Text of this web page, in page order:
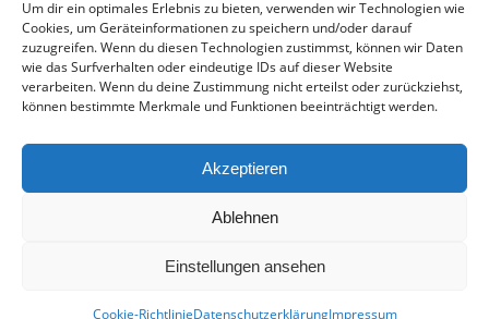
Um dir ein optimales Erlebnis zu bieten, verwenden wir Technologien wie
Cookies, um Geräteinformationen zu speichern und/oder darauf
zuzugreifen. Wenn du diesen Technologien zustimmst, können wir Daten
wie das Surfverhalten oder eindeutige IDs auf dieser Website
verarbeiten. Wenn du deine Zustimmung nicht erteilst oder zurückziehst,
können bestimmte Merkmale und Funktionen beeinträchtigt werden.
Akzeptieren
Ablehnen
Einstellungen ansehen
Cookie-RichtlinieDatenschutzerklärungImpressum
28. Juli 2026
Neue Podcast-Folge: So tickt Björn!
27. Juli 2026
Eindrücke vom Stadionfest
Unterhaltsamer Abschlusstest mit später Niederlage
25. Juli 2026